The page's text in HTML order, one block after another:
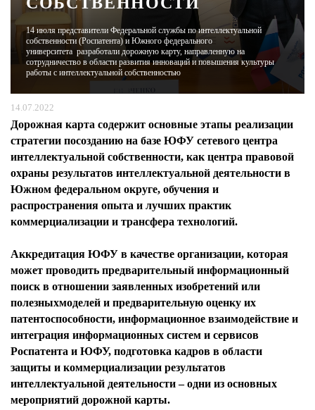
ЖУРНАЛ
14 июля представители Федеральной службы по интеллектуальной
собственности (Роспатента) и Южного федерального
университета разработали дорожную карту, направленную на
сотрудничество в области развития инноваций и повышения культуры
работы с интеллектуальной собственностью
14.07.2022
Дорожная карта содержит основные этапы реализации
стратегии посозданию на базе ЮФУ сетевого центра
интеллектуальной собственности, как центра правовой
охраны результатов интеллектуальной деятельности в
Южном федеральном округе, обучения и
распространения опыта и лучших практик
коммерциализации и трансфера технологий.
Аккредитация ЮФУ в качестве организации, которая
может проводить предварительный информационный
поиск в отношении заявленных изобретений или
полезныхмоделей и предварительную оценку их
патентоспособности, информационное взаимодействие и
интеграция информационных систем и сервисов
Роспатента и ЮФУ, подготовка кадров в области
защиты и коммерциализации результатов
интеллектуальной деятельности – одни из основных
мероприятий дорожной карты.